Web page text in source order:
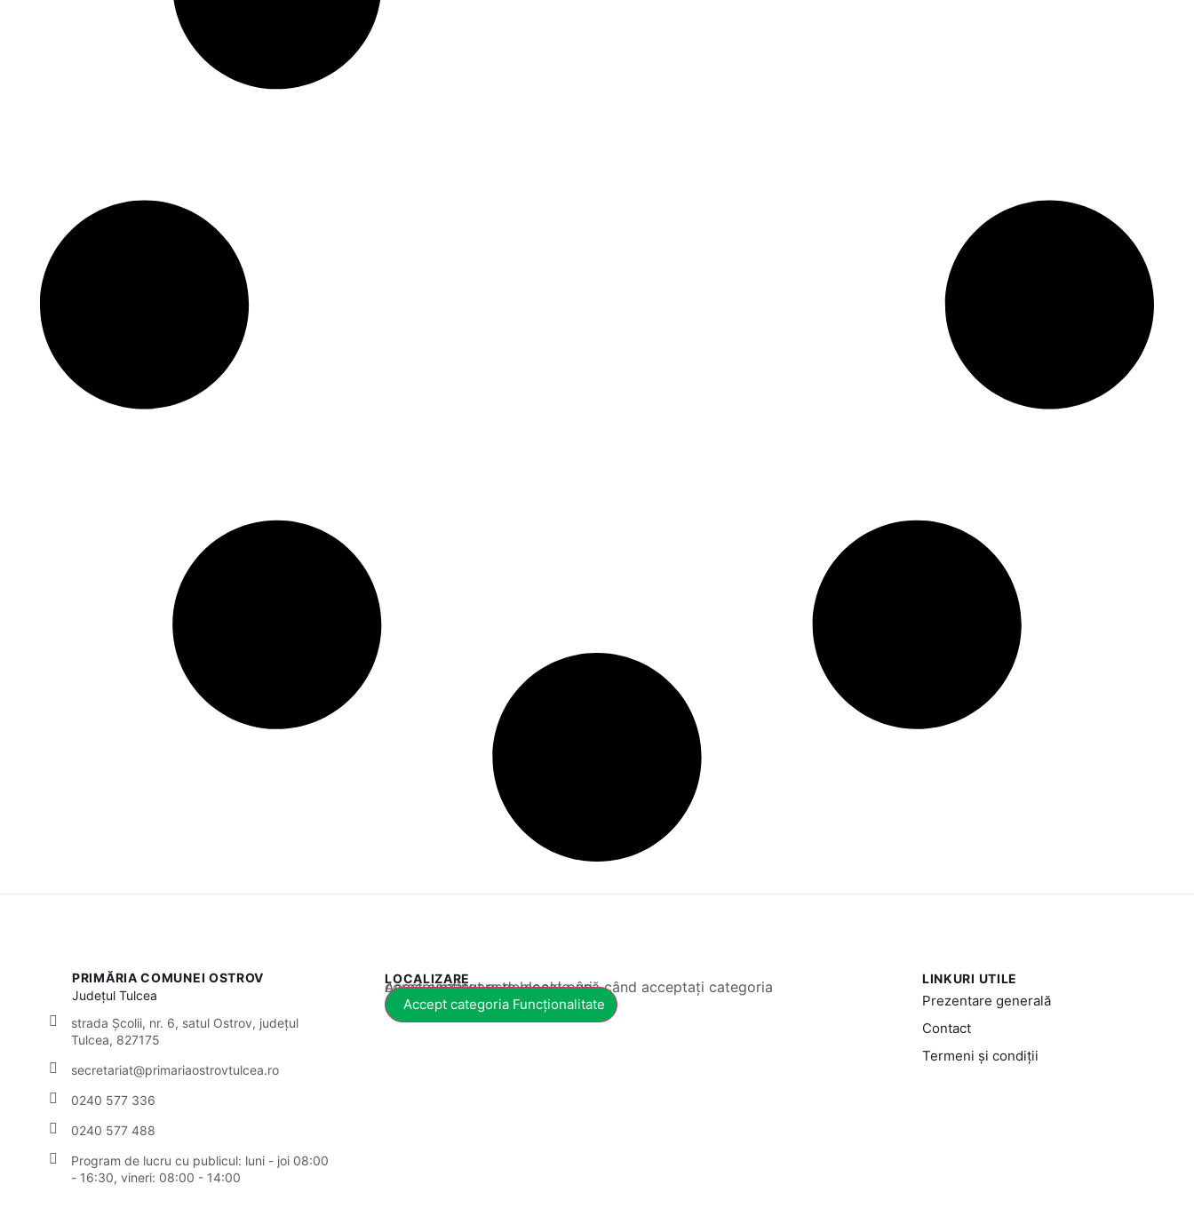
PRIMĂRIA COMUNEI OSTROV
JudețulTulcea
strada Școlii, nr. 6, satul Ostrov, județul
Tulcea, 827175
secretariat@primariaostrovtulcea.ro
0240 577 336
0240 577 488
Program de lucru cu publicul: luni - joi 08:00
- 16:30, vineri: 08:00 - 14:00
LOCALIZARE
Acest conținut este blocat până când acceptați categoria corespunzătoare de cookie-uri.
Accept categoria Funcționalitate
LINKURI UTILE
Prezentare generală
Contact
Termeni și condiții